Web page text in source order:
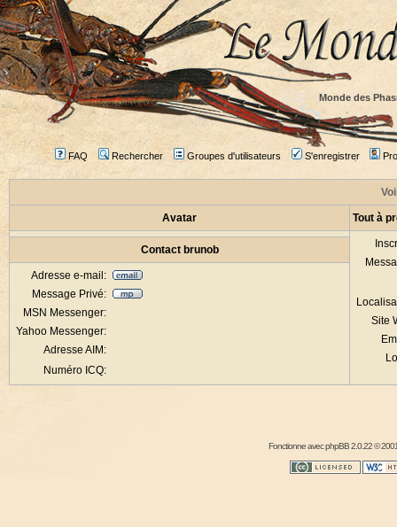
Monde des
FAQ Rechercher Groupes d'utilisateurs S'enregistrer
Avatar Tout à
Site
Contact brunob
Adresse e-mail:
Message Privé:
MSN Messenger:
Yahoo Messenger:
Adresse AIM:
Numéro ICQ:
Fonctionne avecphpBB2.0.22 ©